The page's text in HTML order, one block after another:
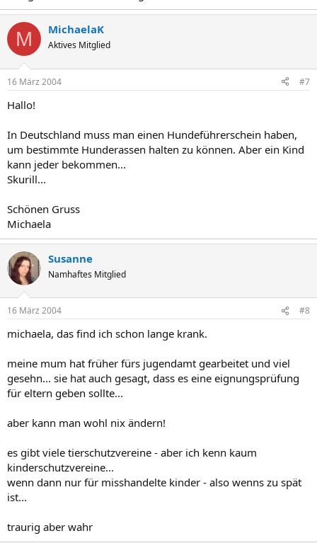
M MichaelaK
Aktives Mitglied
16 März 2004 #7
Hallo!
In Deutschland muss man einen Hundeführerschein haben,
um bestimmte Hunderassen halten zu können. Aber ein Kind
kann jeder bekommen...
Skurill...
Schönen Gruss
Michaela
Susanne
Namhaftes Mitglied
16 März 2004 #8
michaela, das find ich schon lange krank.
meine mum hat früher fürs jugendamt gearbeitet und viel
gesehn... sie hat auch gesagt, dass es eine eignungsprüfung
für eltern geben sollte...
aber kann man wohl nix ändern!
es gibt viele tierschutzvereine - aber ich kenn kaum
kinderschutzvereine...
wenn dann nur für misshandelte kinder - also wenns zu spät
ist...
traurig aber wahr